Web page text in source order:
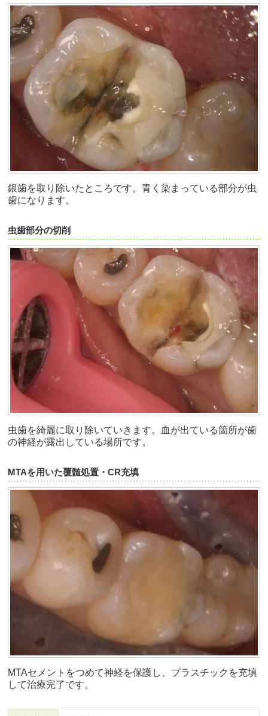
銀歯を取り除いたところです。青く染まっている部分が虫
歯になります。
虫歯部分の切削
虫歯を綺麗に取り除いていきます。血が出ている箇所が歯
の神経が露出している場所です。
MTAを用いた覆髄処置・CR充填
MTAセメントをつめて神経を保護し、プラスチックを充填
して治療完了です。